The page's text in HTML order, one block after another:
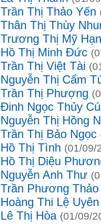
Trần Thị Thảo Yến
Thân Thị Thùy
Trương Thị Mỹ
Hồ Thị Minh Đức
Trần Thị Việt Tài
Nguyễn Thị Cẩm
Trần Thị Phượng
Đinh Ngọc Thủy
Nguyễn Thị Hồng
Trần Thị Bảo Ngọc
Hồ Thị Tình (01/09/
Hồ Thị Diệu
Nguyễn Anh Thư
Trần Phương Thảo
Hoàng Thi Lệ Uyên
Lê Thị Hòa (01/09/